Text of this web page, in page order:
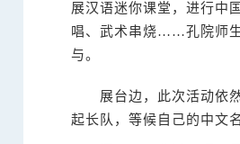
展汉语迷你课堂，进行中
唱、武术串烧……孔院师
与。
展台边，此次活动依然
起长队，等候自己的中文